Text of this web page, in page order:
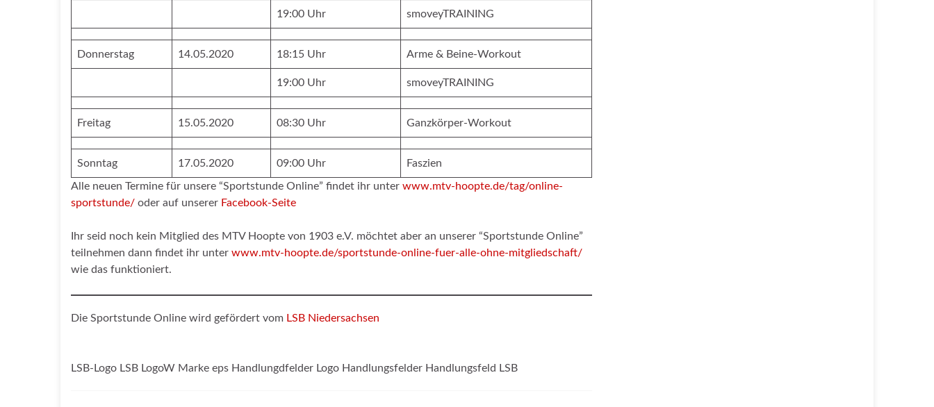
19:00 Uhr smoveyTRAINING
Donnerstag 14.05.2020 18:15 Uhr Arme & Beine-Workout
19:00 Uhr smoveyTRAINING
Freitag 15.05.2020 08:30 Uhr Ganzkörper-Workout
Sonntag 17.05.2020 09:00 Uhr Faszien
Alle neuen Termine für unsere “Sportstunde Online” findet ihr unter www.mtv-hoopte.de/tag/online-
sportstunde/ oder auf unserer Facebook-Seite
Ihr seid noch kein Mitglied des MTV Hoopte von 1903 e.V. möchtet aber an unserer “Sportstunde Online”
teilnehmen dann findet ihr unter www.mtv-hoopte.de/sportstunde-online-fuer-alle-ohne-mitgliedschaft/
wie das funktioniert.
Die Sportstunde Online wird gefördert vom LSB Niedersachsen
LSB-Logo LSB LogoW Marke eps Handlungdfelder Logo Handlungsfelder Handlungsfeld LSB